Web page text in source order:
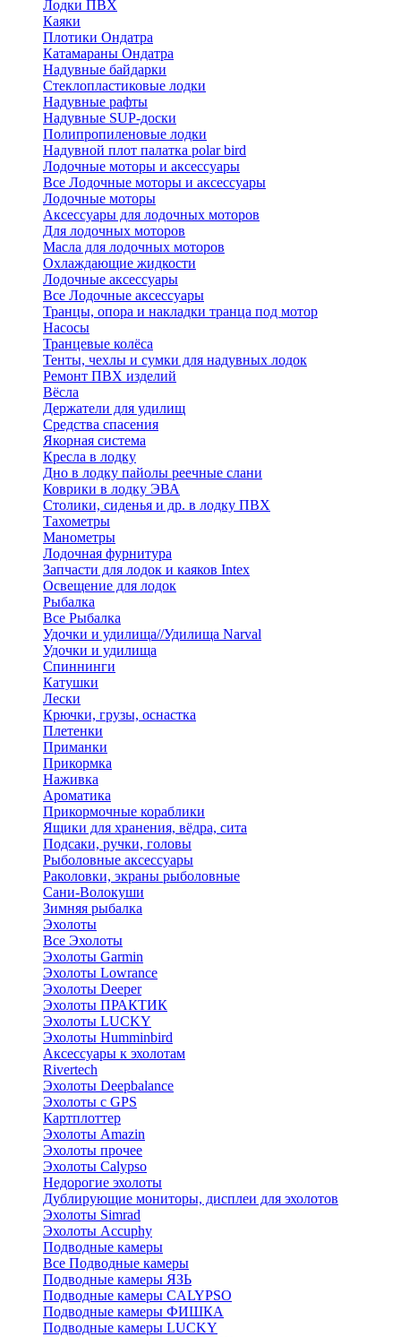
Лодки ПВХ
Каяки
Плотики Ондатра
Катамараны Ондатра
Надувные байдарки
Стеклопластиковые лодки
Надувные рафты
Надувные SUP-доски
Полипропиленовые лодки
Надувной плот палатка polar bird
Лодочные моторы и аксессуары
Все Лодочные моторы и аксессуары
Лодочные моторы
Аксессуары для лодочных моторов
Для лодочных моторов
Масла для лодочных моторов
Охлаждающие жидкости
Лодочные аксессуары
Все Лодочные аксессуары
Транцы, опора и накладки транца под мотор
Насосы
Транцевые колёса
Тенты, чехлы и сумки для надувных лодок
Ремонт ПВХ изделий
Вёсла
Держатели для удилищ
Средства спасения
Якорная система
Кресла в лодку
Дно в лодку пайолы реечные слани
Коврики в лодку ЭВА
Столики, сиденья и др. в лодку ПВХ
Тахометры
Манометры
Лодочная фурнитура
Запчасти для лодок и каяков Intex
Освещение для лодок
Рыбалка
Все Рыбалка
Удочки и удилища//Удилища Narval
Удочки и удилища
Спиннинги
Катушки
Лески
Крючки, грузы, оснастка
Плетенки
Приманки
Прикормка
Наживка
Ароматика
Прикормочные кораблики
Ящики для хранения, вёдра, сита
Подсаки, ручки, головы
Рыболовные аксессуары
Раколовки, экраны рыболовные
Сани-Волокуши
Зимняя рыбалка
Эхолоты
Все Эхолоты
Эхолоты Garmin
Эхолоты Lowrance
Эхолоты Deeper
Эхолоты ПРАКТИК
Эхолоты LUCKY
Эхолоты Humminbird
Аксессуары к эхолотам
Rivertech
Эхолоты Deepbalance
Эхолоты с GPS
Картплоттер
Эхолоты Amazin
Эхолоты прочее
Эхолоты Calypso
Недорогие эхолоты
Дублирующие мониторы, дисплеи для эхолотов
Эхолоты Simrad
Эхолоты Accuphy
Подводные камеры
Все Подводные камеры
Подводные камеры ЯЗЬ
Подводные камеры CALYPSO
Подводные камеры ФИШКА
Подводные камеры LUCKY